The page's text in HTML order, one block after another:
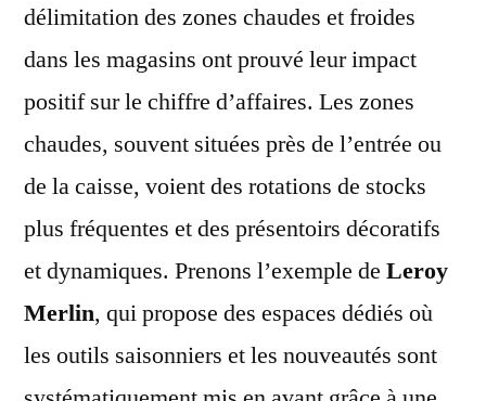
délimitation des zones chaudes et froides
dans les magasins ont prouvé leur impact
positif sur le chiffre d’affaires. Les zones
chaudes, souvent situées près de l’entrée ou
de la caisse, voient des rotations de stocks
plus fréquentes et des présentoirs décoratifs
et dynamiques. Prenons l’exemple de Leroy
Merlin, qui propose des espaces dédiés où
les outils saisonniers et les nouveautés sont